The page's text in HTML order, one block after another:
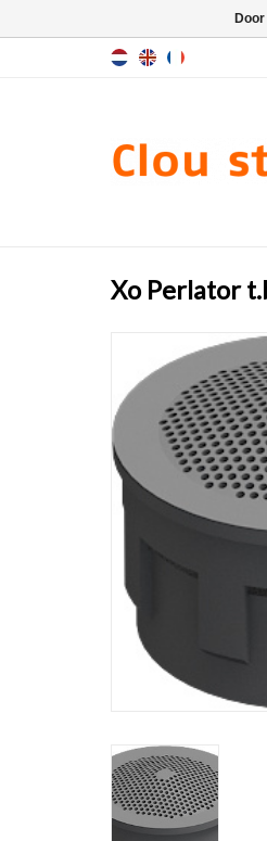
Xo Perlator